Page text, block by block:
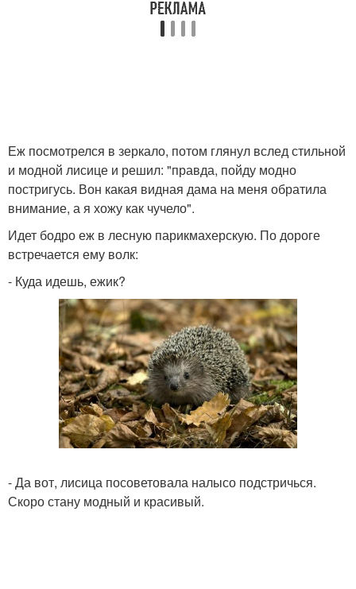
Еж посмотрелся в зеркало, потом глянул вслед стильной
и модной лисице и решил: "правда, пойду модно
постригусь. Вон какая видная дама на меня обратила
внимание, а я хожу как чучело".
Идет бодро еж в лесную парикмахерскую. По дороге
встречается ему волк:
- Куда идешь, ежик?
- Да вот, лисица посоветовала налысо подстричься.
Скоро стану модный и красивый.